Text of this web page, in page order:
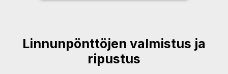
Linnunpönttöjen valmistus ja
ripustus